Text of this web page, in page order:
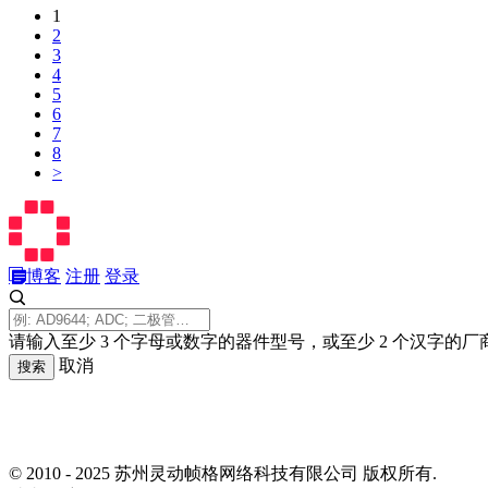
1
2
3
4
5
6
7
8
>
博客 注册 登录
请输入至少 3 个字母或数字的器件型号，或至少 2 个汉字的厂
搜索 取消
© 2010 - 2025 苏州灵动帧格网络科技有限公司 版权所有.